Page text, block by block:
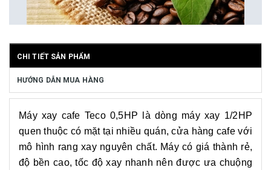
CHI TIẾT SẢN PHẨM
HƯỚNG DẪN MUA HÀNG
Máy xay cafe Teco 0,5HP là dòng máy xay 1/2HP
quen thuộc có mặt tại nhiều quán, cửa hàng cafe với
mô hình rang xay nguyên chất. Máy có giá thành rẻ,
độ bền cao, tốc độ xay nhanh nên được ưa chuộng